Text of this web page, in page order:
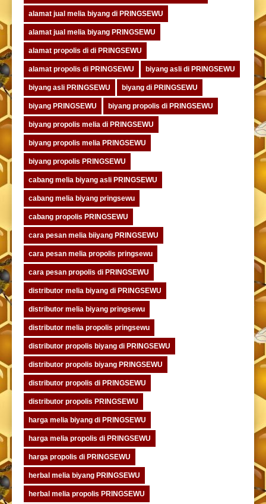
alamat jual melia biyang di PRINGSEWU
alamat jual melia biyang PRINGSEWU
alamat propolis di di PRINGSEWU
alamat propolis di PRINGSEWU biyang asli di PRINGSEWU
biyang asli PRINGSEWU biyang di PRINGSEWU
biyang PRINGSEWU biyang propolis di PRINGSEWU
biyang propolis melia di PRINGSEWU
biyang propolis melia PRINGSEWU
biyang propolis PRINGSEWU
cabang melia biyang asli PRINGSEWU
cabang melia biyang pringsewu
cabang propolis PRINGSEWU
cara pesan melia biiyang PRINGSEWU
cara pesan melia propolis pringsewu
cara pesan propolis di PRINGSEWU
distributor melia biyang di PRINGSEWU
distributor melia biyang pringsewu
distributor melia propolis pringsewu
distributor propolis biyang di PRINGSEWU
distributor propolis biyang PRINGSEWU
distributor propolis di PRINGSEWU
distributor propolis PRINGSEWU
harga melia biyang di PRINGSEWU
harga melia propolis di PRINGSEWU
harga propolis di PRINGSEWU
herbal melia biyang PRINGSEWU
herbal melia propolis PRINGSEWU